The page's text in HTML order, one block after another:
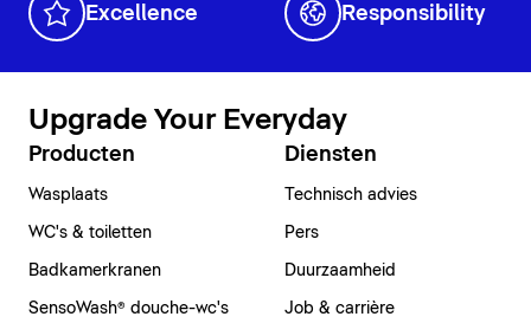
Excellence Responsibility
Upgrade Your Everyday
Producten
Wasplaats
WC's & toiletten
Badkamerkranen
SensoWash® douche-wc's
Diensten
Technisch advies
Pers
Duurzaamheid
Job & carrière